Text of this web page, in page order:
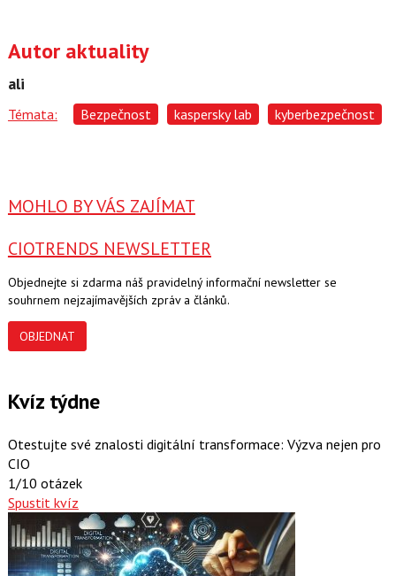
Autor aktuality
ali
Témata: Bezpečnost kaspersky lab kyberbezpečnost
MOHLO BY VÁS ZAJÍMAT
CIOTRENDS NEWSLETTER
Objednejte si zdarma náš pravidelný informační newsletter se
souhrnem nejzajímavějších zpráv a článků.
OBJEDNAT
Kvíz týdne
Otestujte své znalosti digitální transformace: Výzva nejen pro
CIO
1/10 otázek
Spustit kvíz